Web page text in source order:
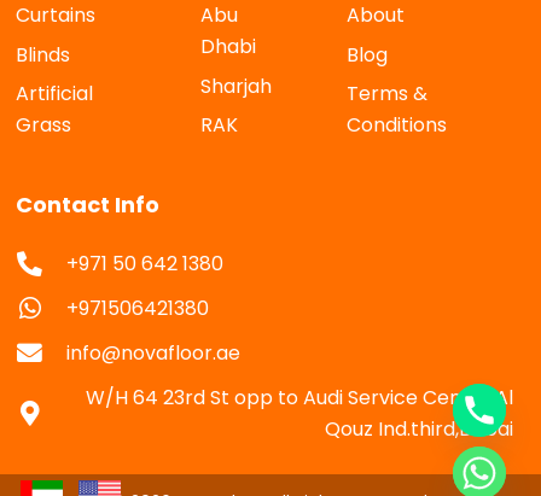
Curtains
Blinds
Artificial
Grass
Abu
Dhabi
Sharjah
RAK
About
Blog
Terms &
Conditions
Contact Info
+971 50 642 1380
+971506421380
info@novafloor.ae
W/H 64 23rd St opp to Audi Service Center Al
Qouz Ind.third,Dubai